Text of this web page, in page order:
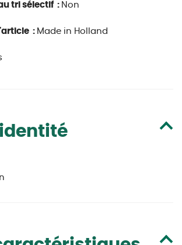
tri sélectif : Non
: Made in Holland